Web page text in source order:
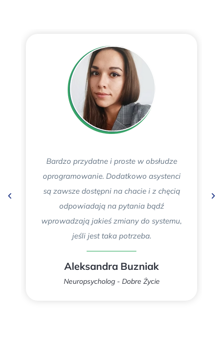
Bardzo przydatne i proste w obsłudze
oprogramowanie. Dodatkowo asystenci
są zawsze dostępni na chacie i z chęcią
odpowiadają na pytania bądź
wprowadzają jakieś zmiany do systemu,
jeśli jest taka potrzeba.
Aleksandra Buzniak
Neuropsycholog - Dobre Życie